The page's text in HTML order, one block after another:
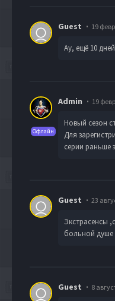
Guest 19
Ау, ещё 10
Офлайн
Admin 19
Новый сезон
Для
серии раньше
Guest 23
Экстрасенсы
больной
Guest 8